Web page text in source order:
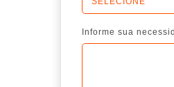
Informe sua